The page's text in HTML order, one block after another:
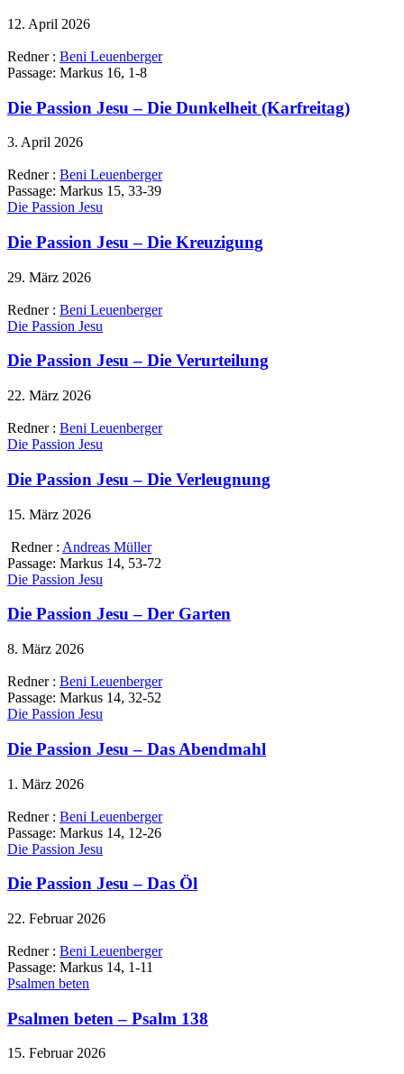
12. April 2026
Redner : Beni Leuenberger
Passage: Markus 16, 1-8
Die Passion Jesu – Die Dunkelheit (Karfreitag)
3. April 2026
Redner : Beni Leuenberger
Passage: Markus 15, 33-39
Die Passion Jesu
Die Passion Jesu – Die Kreuzigung
29. März 2026
Redner : Beni Leuenberger
Die Passion Jesu
Die Passion Jesu – Die Verurteilung
22. März 2026
Redner : Beni Leuenberger
Die Passion Jesu
Die Passion Jesu – Die Verleugnung
15. März 2026
Redner : Andreas Müller
Passage: Markus 14, 53-72
Die Passion Jesu
Die Passion Jesu – Der Garten
8. März 2026
Redner : Beni Leuenberger
Passage: Markus 14, 32-52
Die Passion Jesu
Die Passion Jesu – Das Abendmahl
1. März 2026
Redner : Beni Leuenberger
Passage: Markus 14, 12-26
Die Passion Jesu
Die Passion Jesu – Das Öl
22. Februar 2026
Redner : Beni Leuenberger
Passage: Markus 14, 1-11
Psalmen beten
Psalmen beten – Psalm 138
15. Februar 2026